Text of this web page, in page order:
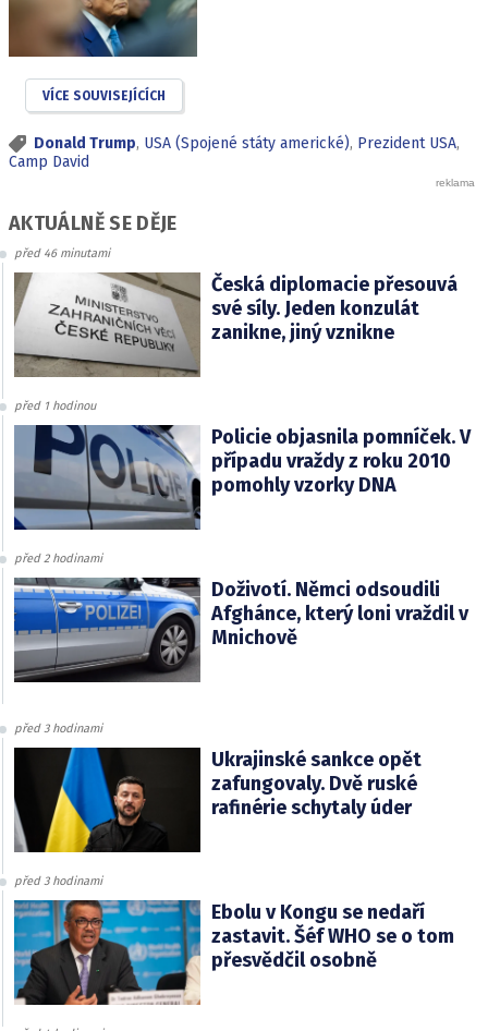
VÍCE SOUVISEJÍCÍCH
Donald Trump, USA (Spojené státy americké), Prezident USA,
Camp David
AKTUÁLNĚ SE DĚJE
před 46 minutami
Česká diplomacie přesouvá
své síly. Jeden konzulát
zanikne, jiný vznikne
před 1 hodinou
Policie objasnila pomníček. V
případu vraždy z roku 2010
pomohly vzorky DNA
před 2 hodinami
Doživotí. Němci odsoudili
Afghánce, který loni vraždil v
Mnichově
před 3 hodinami
Ukrajinské sankce opět
zafungovaly. Dvě ruské
rafinérie schytaly úder
před 3 hodinami
Ebolu v Kongu se nedaří
zastavit. Šéf WHO se o tom
přesvědčil osobně